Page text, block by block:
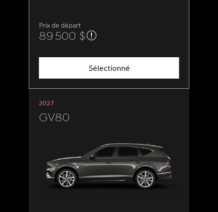
Prix de départ
89 500 $
Sélectionné
2027
GV80